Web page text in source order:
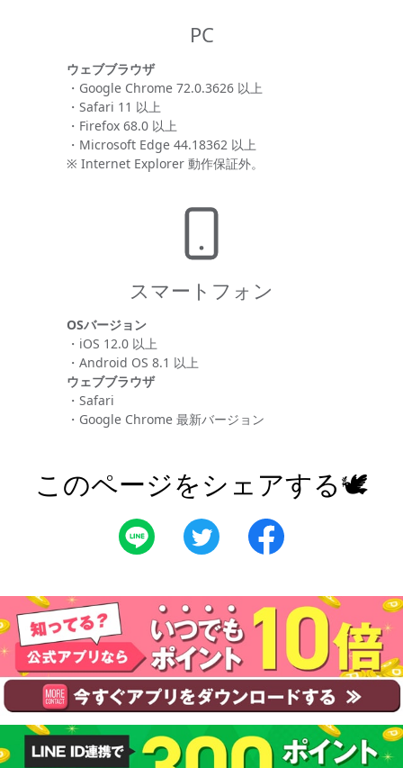
PC
ウェブブラウザ
・Google Chrome 72.0.3626 以上
・Safari 11 以上
・Firefox 68.0 以上
・Microsoft Edge 44.18362 以上
※ Internet Explorer 動作保証外。
スマートフォン
OSバージョン
・iOS 12.0 以上
・Android OS 8.1 以上
ウェブブラウザ
・Safari
・Google Chrome 最新バージョン
このページをシェアする🕊